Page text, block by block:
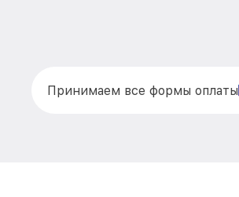
Принимаем все формы оплаты